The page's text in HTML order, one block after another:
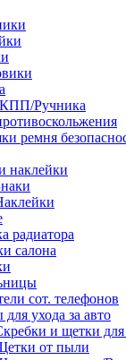
Ручника
ремня
наклейки
радиатора
салона
сот. телефонов
ухода за авто
и щетки для
от пыли